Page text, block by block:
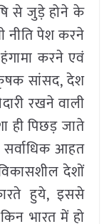
से जुड़े होने के
नीति पेश करने
करने एवं
सांसद, देश
रखने वाली
ही पिछड़ जाते
सर्वाधिक आहत
देशों
हुये, इससे
भारत में हो